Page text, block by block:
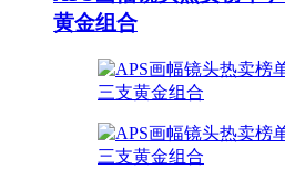
黄金组合